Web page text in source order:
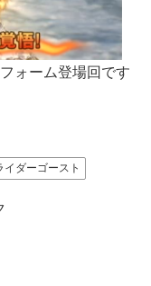
ォーム登場回です
イダーゴースト